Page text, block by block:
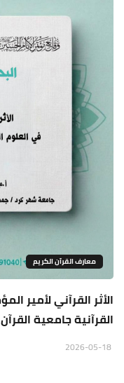
معارف القرآن الكريم
الأثر القرآني لأمير
القرآنية جامعية